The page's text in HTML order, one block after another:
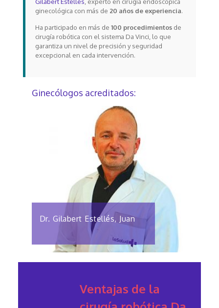
Gilabert Estellés, experto en cirugía endoscópica
ginecológica con más de 20 años de experiencia.
Ha participado en más de 100 procedimientosde
cirugía robótica con el sistema Da Vinci, lo que
garantiza un nivel de precisión y seguridad
excepcional en cada intervención.
Ginecólogos acreditados:
Dr. Gilabert Estellés, Juan
Ventajas de la